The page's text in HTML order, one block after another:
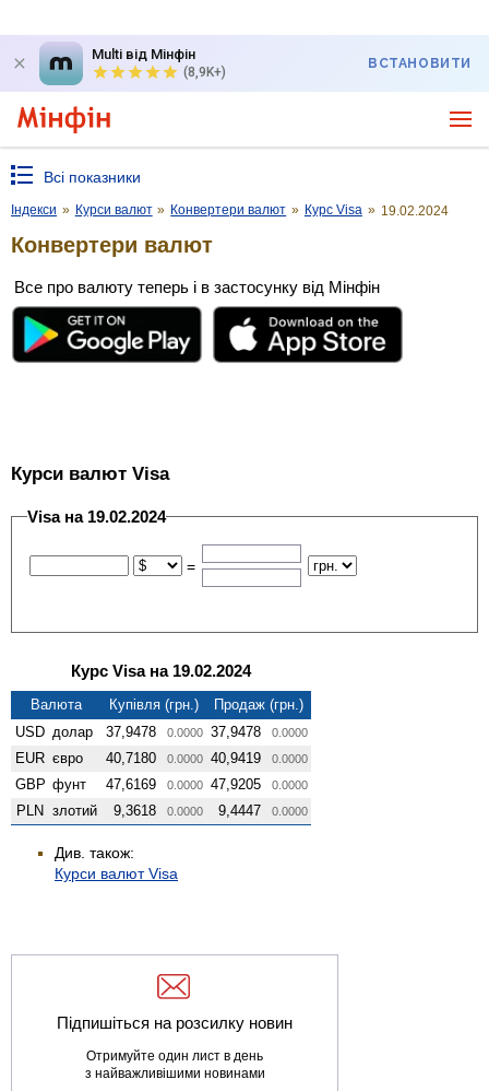
Multi від Мінфін
(8,9K+)
ВСТАНОВИТИ
Всі показники
Індекси » Курси валют » Конвертери валют » Курс Visa » 19.02.2024
Конвертери валют
Все про валюту теперь і в застосунку від Мінфін
Курси валют Visa
Visa на 19.02.2024
=
Курс Visa на 19.02.2024
Валюта Купівля (грн.)
Продаж (грн.)
USD долар 37,9478 0.0000 37,9478 0.0000
EUR євро 40,7180 0.0000 40,9419 0.0000
GBP фунт 47,6169 0.0000 47,9205 0.0000
PLN злотий 9,3618 0.0000 9,4447 0.0000
Див. також:
Курси валют Visa
Підпишіться на розсилку новин
Отримуйте один лист в день
з найважливішими новинами